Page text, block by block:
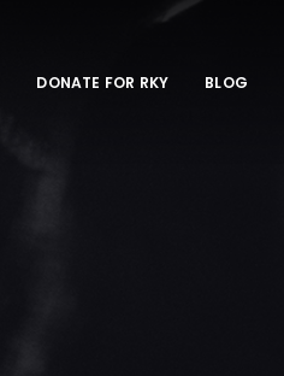
DONATE FOR RKY BLOG